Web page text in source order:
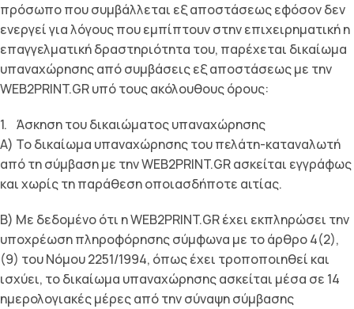
πρόσωπο που συμβάλλεται εξ αποστάσεως εφόσον δεν
ενεργεί για λόγους που εμπίπτουν στην επιχειρηματική η
επαγγελματική δραστηριότητα του, παρέχεται δικαίωμα
υπαναχώρησης από συμβάσεις εξ αποστάσεως με την
WEB2PRINT.GR υπό τους ακόλουθους όρους:
1. Άσκηση του δικαιώματος υπαναχώρησης
Α) Το δικαίωμα υπαναχώρησης του πελάτη-καταναλωτή
από τη σύμβαση με την WEB2PRINT.GR ασκείται εγγράφως
και χωρίς τη παράθεση οποιασδήποτε αιτίας.
Β) Με δεδομένο ότι η WEB2PRINT.GR έχει εκπληρώσει την
υποχρέωση πληροφόρησης σύμφωνα με το άρθρο 4(2),
(9) του Νόμου 2251/1994, όπως έχει τροποποιηθεί και
ισχύει, το δικαίωμα υπαναχώρησης ασκείται μέσα σε 14
ημερολογιακές μέρες από την σύναψη σύμβασης